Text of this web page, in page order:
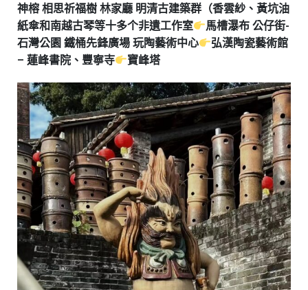
神榕 相思祈福樹 林家廳 明清古建築群（香雲紗、黃坑油
紙傘和南越古琴等十多个非遺工作室
馬槽瀑布 公仔街-
石灣公園 鐵桶先鋒廣場 玩陶藝術中心
弘漢陶瓷藝術館
– 蓮峰書院、豐寧寺
寶峰塔